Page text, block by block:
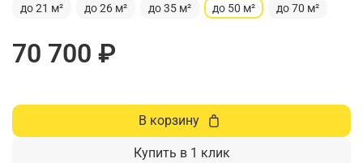
до 21 м² до 26 м² до 35 м² до 50 м² до 70 м²
70 700 ₽
В корзину
Купить в 1 клик